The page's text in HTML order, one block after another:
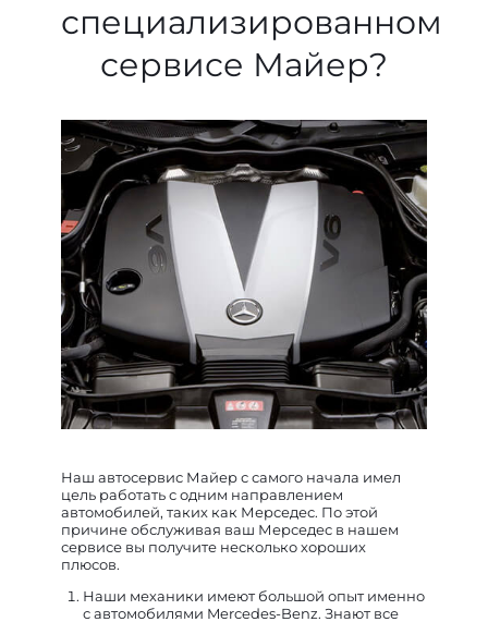
специализированном
сервисе Майер?
Наш автосервис Майер с самого начала имел
цель работать с одним направлением
автомобилей, таких как Мерседес. По этой
причине обслуживая ваш Мерседес в нашем
сервисе вы получите несколько хороших
плюсов.
Наши механики имеют большой опыт именно
с автомобилями Mercedes-Benz. Знают все